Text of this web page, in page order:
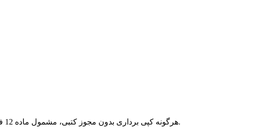
هرگونه کپی برداری بدون مجوز کتبی، مشمول ماده 12 فصل سوم قانون جرائم رایانه ای بوده و پیگرد قانونی خواهد داشت.